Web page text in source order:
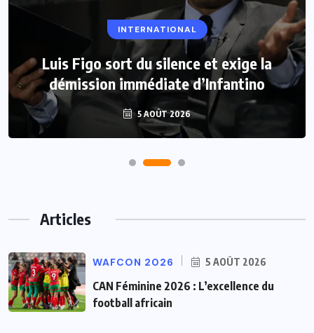
INTERNATIONAL
Luis Figo sort du silence et exige la
démission immédiate d’Infantino
5 AOÛT 2026
Articles
WAFCON 2026 5 AOÛT 2026
CAN Féminine 2026 : L’excellence du
football africain